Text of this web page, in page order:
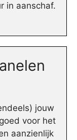
in aanschaf.
jouw
voor het
aanzienlijk